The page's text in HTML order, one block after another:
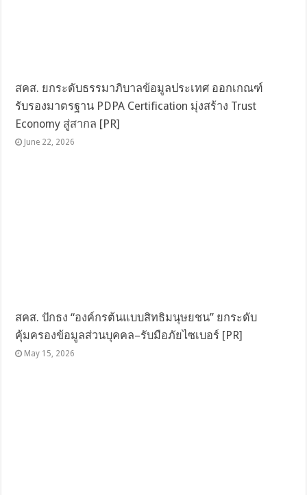
สคส. ยกระดับธรรมาภิบาลข้อมูลประเทศ ออกเกณฑ์
รับรองมาตรฐาน PDPA Certification มุ่งสร้าง Trust
Economy สู่สากล [PR]
June 22, 2026
สคส. ปักธง “องค์กรต้นแบบสิทธิมนุษยชน” ยกระดับ
คุ้มครองข้อมูลส่วนบุคคล–รับมือภัยไซเบอร์ [PR]
May 15, 2026